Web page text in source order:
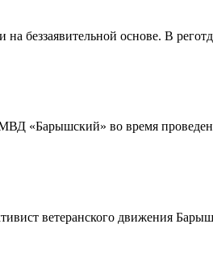
беззаявительной основе. В
«Барышский» во время
ветеранского движения